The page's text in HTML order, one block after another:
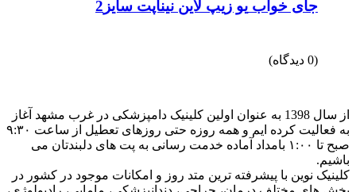
جای خواب یو زیپ لاین نیناپت سایز2
(0 دیدگاه)
از سال 1398 به عنوان اولین کلینیک دامپزشکی در غرب مشهد آغاز
به فعالیت کرده ایم و همه روزه حتی روزهای تعطیل از ساعت ۹:۳۰
صبح تا ۱:۰۰ بامداد آماده خدمت رسانی به پت های دلبندتان می
باشیم.
کلینیک نوین با پیشرفته ترین متد روز و امکانات موجود در کشور در